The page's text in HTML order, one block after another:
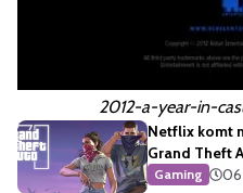
2012-a-year-in-
Netflix komt
Grand Theft
Gaming
06